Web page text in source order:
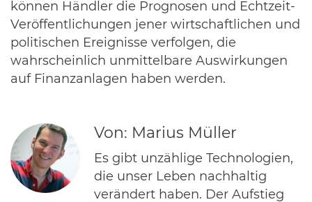
können Händler die Prognosen und Echtzeit-
Veröffentlichungen jener wirtschaftlichen und
politischen Ereignisse verfolgen, die
wahrscheinlich unmittelbare Auswirkungen
auf Finanzanlagen haben werden.
Von: Marius Müller
Es gibt unzählige Technologien,
die unser Leben nachhaltig
verändert haben. Der Aufstieg